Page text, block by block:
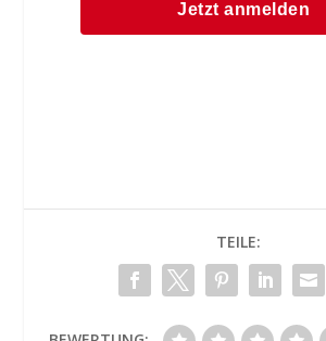
TEILE: